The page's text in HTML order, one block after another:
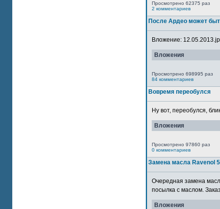
Просмотрено 62375 раз
2 комментариев
После Ардео может
Вложение:
Вложения
Просмотрено 698995 раз
84 комментариев
Вовремя переобулся
Ну вот, переобулся,
Вложения
Просмотрено 97860 раз
0 комментариев
Замена масла Ravenol
Очередная замена
посылка с маслом.
Вложения